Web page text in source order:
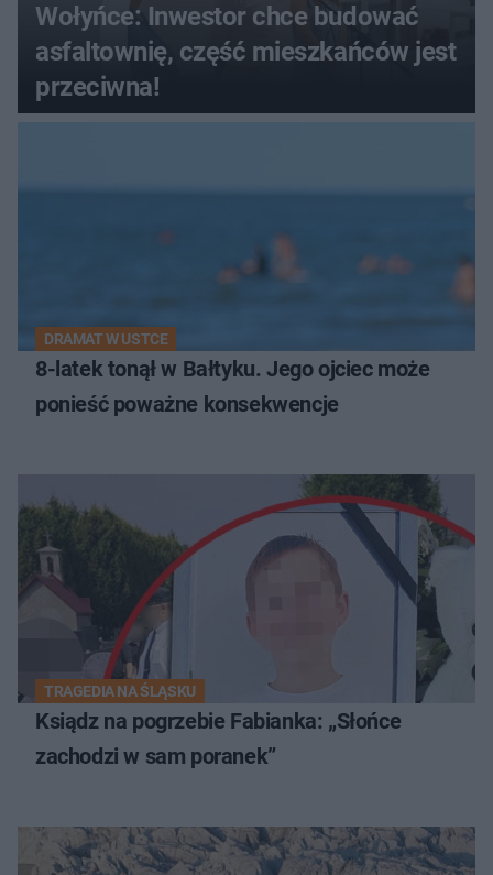
Wołyńce: Inwestor chce budować
asfaltownię, część mieszkańców jest
przeciwna!
DRAMAT W USTCE
8-latek tonął w Bałtyku. Jego ojciec może
ponieść poważne konsekwencje
TRAGEDIA NA ŚLĄSKU
Ksiądz na pogrzebie Fabianka: „Słońce
zachodzi w sam poranek”